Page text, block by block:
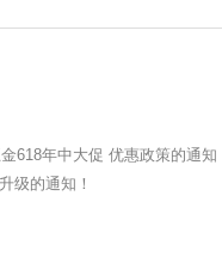
618年中大促 优惠政策的通知
级的通知！